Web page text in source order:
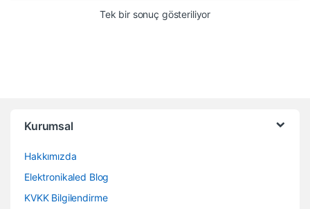
Tek bir sonuç gösteriliyor
Kurumsal
Hakkımızda
Elektronikaled Blog
KVKK Bilgilendirme